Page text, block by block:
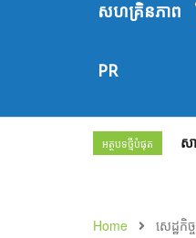
សហគ្រិនភាព
PR
អត្ថបទថ្មីបំផុត ស
Home សេដ្ឋកិច្ច